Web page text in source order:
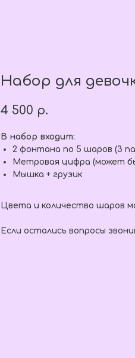
Набор для
4 500 р.
В набор входит:
2 фонтана по 5 шаров (3
Метровая цифра (может
Мышка + грузик
Цвета и количество шаров
Если остались вопросы